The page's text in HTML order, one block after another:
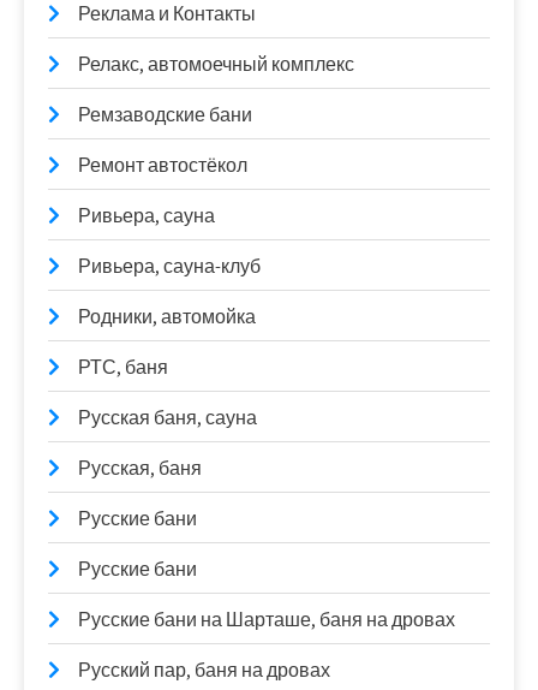
Реклама и Контакты
Релакс, автомоечный комплекс
Ремзаводские бани
Ремонт автостёкол
Ривьера, сауна
Ривьера, сауна-клуб
Родники, автомойка
РТС, баня
Русская баня, сауна
Русская, баня
Русские бани
Русские бани
Русские бани на Шарташе, баня на дровах
Русский пар, баня на дровах